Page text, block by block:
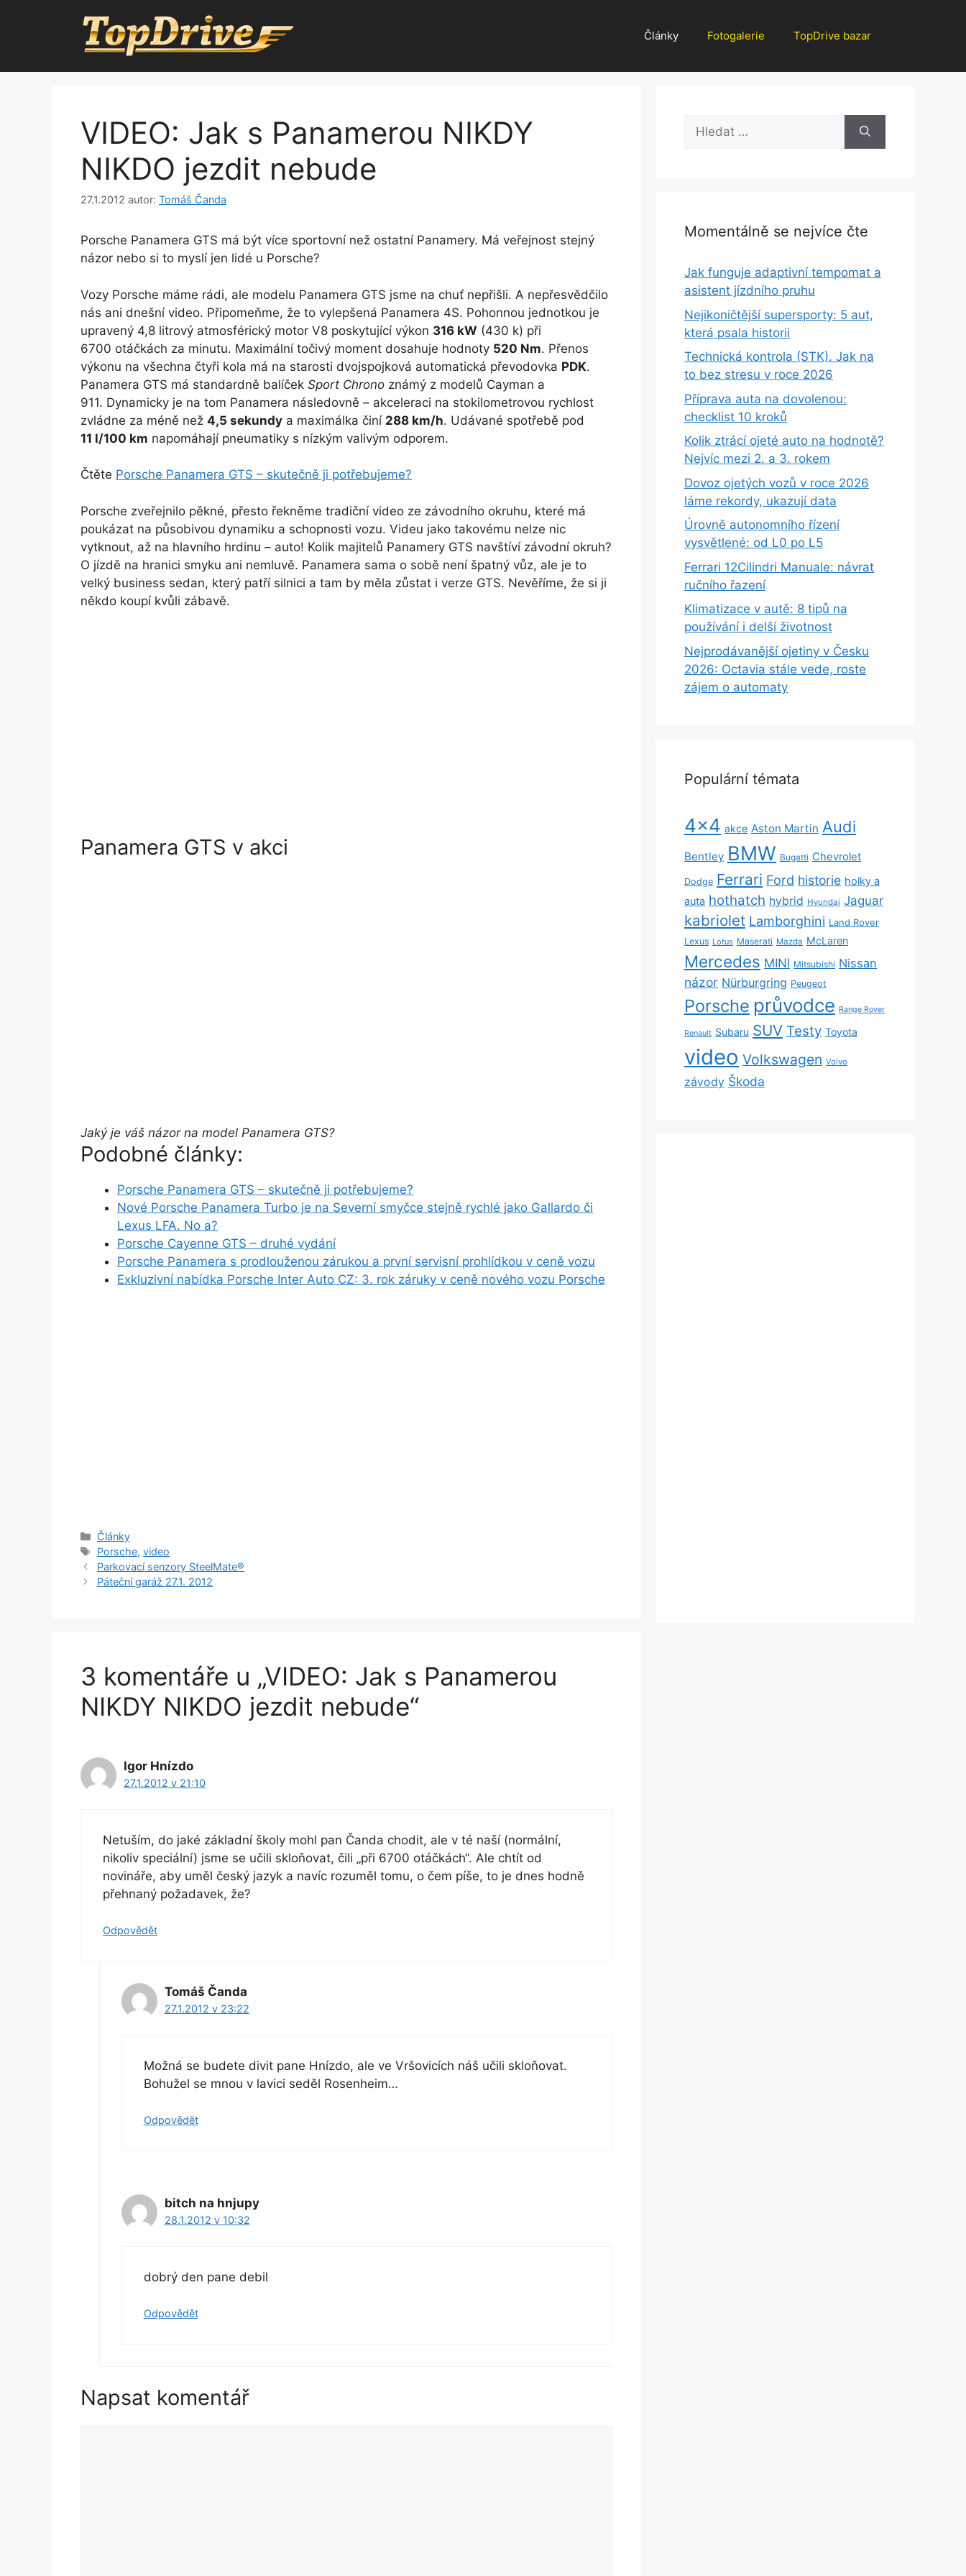
Články Fotogalerie TopDrive bazar
VIDEO: Jak s Panamerou NIKDY
NIKDO jezdit nebude
27.1.2012 autor: Tomáš Čanda
Porsche Panamera GTS má být více sportovní než ostatní Panamery. Má veřejnost stejný
názor nebo si to myslí jen lidé u Porsche?
Vozy Porsche máme rádi, ale modelu Panamera GTS jsme na chuť nepřišli. A nepřesvědčilo
nás ani dnešní video. Připomeňme, že to vylepšená Panamera 4S. Pohonnou jednotkou je
upravený 4,8 litrový atmosférický motor V8 poskytující výkon 316 kW (430 k) při
6700 otáčkách za minutu. Maximální točivý moment dosahuje hodnoty 520 Nm. Přenos
výkonu na všechna čtyři kola má na starosti dvojspojková automatická převodovka PDK.
Panamera GTS má standardně balíček Sport Chrono známý z modelů Cayman a
911. Dynamicky je na tom Panamera následovně – akceleraci na stokilometrovou rychlost
zvládne za méně než 4,5 sekundy a maximálka činí 288 km/h. Udávané spotřebě pod
11 l/100 km napomáhají pneumatiky s nízkým valivým odporem.
Čtěte Porsche Panamera GTS – skutečně ji potřebujeme?
Porsche zveřejnilo pěkné, přesto řekněme tradiční video ze závodního okruhu, které má
poukázat na působivou dynamiku a schopnosti vozu. Videu jako takovému nelze nic
vytknout, až na hlavního hrdinu – auto! Kolik majitelů Panamery GTS navštíví závodní okruh?
O jízdě na hranici smyku ani nemluvě. Panamera sama o sobě není špatný vůz, ale je to
velký business sedan, který patří silnici a tam by měla zůstat i verze GTS. Nevěříme, že si ji
někdo koupí kvůli zábavě.
Panamera GTS v akci
Jaký je váš názor na model Panamera GTS?
Podobné články:
Porsche Panamera GTS – skutečně ji potřebujeme?
Nové Porsche Panamera Turbo je na Severní smyčce stejně rychlé jako Gallardo či
Lexus LFA. No a?
Porsche Cayenne GTS – druhé vydání
Porsche Panamera s prodlouženou zárukou a první servisní prohlídkou v ceně vozu
Exkluzivní nabídka Porsche Inter Auto CZ: 3. rok záruky v ceně nového vozu Porsche
Rubriky
Články
Štítky
Porsche,video
Parkovací senzory SteelMate®
Páteční garáž 27.1. 2012
3 komentáře u „VIDEO: Jak s Panamerou
NIKDY NIKDO jezdit nebude“
Igor Hnízdo
27.1.2012 v 21:10
Netuším, do jaké základní školy mohl pan Čanda chodit, ale v té naší (normální,
nikoliv speciální) jsme se učili skloňovat, čili „při 6700 otáčkách“. Ale chtít od
novináře, aby uměl český jazyk a navíc rozuměl tomu, o čem píše, to je dnes hodně
přehnaný požadavek, že?
Odpovědět
Tomáš Čanda
27.1.2012 v 23:22
Možná se budete divit pane Hnízdo, ale ve Vršovicích náš učili skloňovat.
Bohužel se mnou v lavici seděl Rosenheim…
Odpovědět
bitch na hnjupy
28.1.2012 v 10:32
dobrý den pane debil
Odpovědět
Napsat komentář
Hledat:
Momentálně se nejvíce čte
Jak funguje adaptivní tempomat a
asistent jízdního pruhu
Nejikoničtější supersporty: 5 aut,
která psala historii
Technická kontrola (STK). Jak na
to bez stresu v roce 2026
Příprava auta na dovolenou:
checklist 10 kroků
Kolik ztrácí ojeté auto na hodnotě?
Nejvíc mezi 2. a 3. rokem
Dovoz ojetých vozů v roce 2026
láme rekordy, ukazují data
Úrovně autonomního řízení
vysvětlené: od L0 po L5
Ferrari 12Cilindri Manuale: návrat
ručního řazení
Klimatizace v autě: 8 tipů na
používání i delší životnost
Nejprodávanější ojetiny v Česku
2026: Octavia stále vede, roste
zájem o automaty
Populární témata
4x4 akce Aston Martin Audi
Bentley BMW Bugatti Chevrolet
Dodge Ferrari Ford historie holky a
auta hothatch hybrid Hyundai Jaguar
kabriolet Lamborghini Land Rover
Lexus Lotus Maserati Mazda McLaren
Mercedes MINI Mitsubishi Nissan
názor Nürburgring Peugeot
Porsche průvodce Range Rover
Renault Subaru SUV Testy Toyota
video Volkswagen Volvo
závody Škoda